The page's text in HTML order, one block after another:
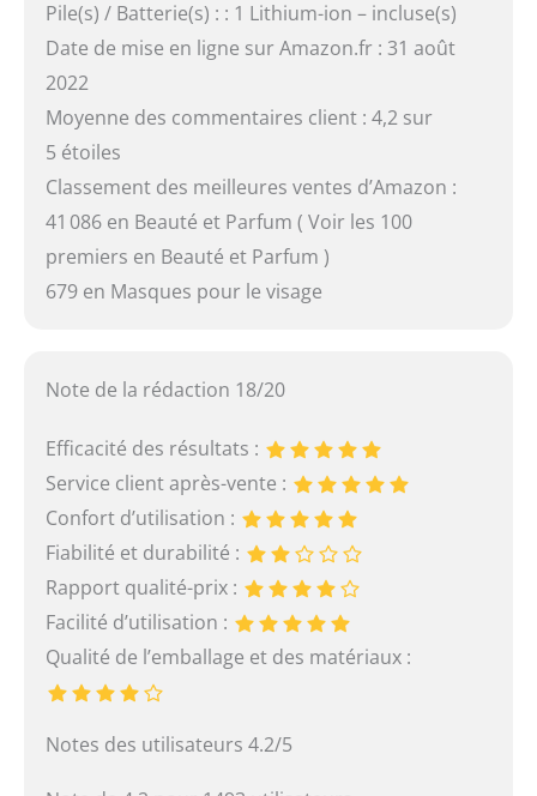
Pile(s) / Batterie(s) : : 1 Lithium-ion – incluse(s)
Date de mise en ligne sur Amazon.fr : 31 août
2022
Moyenne des commentaires client : 4,2 sur
5 étoiles
Classement des meilleures ventes d’Amazon :
41 086 en Beauté et Parfum ( Voir les 100
premiers en Beauté et Parfum )
679 en Masques pour le visage
Note de la rédaction 18/20
Efficacité des résultats :
Service client après-vente :
Confort d’utilisation :
Fiabilité et durabilité :
Rapport qualité-prix :
Facilité d’utilisation :
Qualité de l’emballage et des matériaux :
Notes des utilisateurs 4.2/5